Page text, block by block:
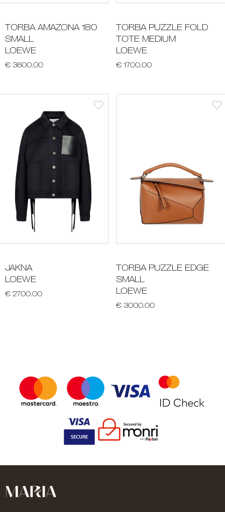
TORBA AMAZONA 180
SMALL
LOEWE
€ 3600.00
TORBA PUZZLE FOLD
TOTE MEDIUM
LOEWE
€ 1700.00
JAKNA
LOEWE
€ 2700.00
TORBA PUZZLE EDGE
SMALL
LOEWE
€ 3000.00